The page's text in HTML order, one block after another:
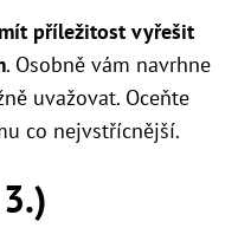
příležitost vyřešit
. Osobně vám navrhne
uvažovat. Oceňte
co nejvstřícnější.